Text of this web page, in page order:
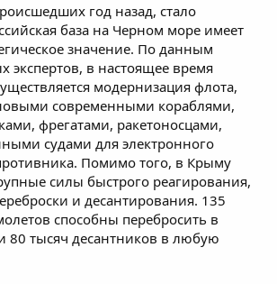
год назад, стало
база на Черном море имеет
значение. По данным
экспертов, в настоящее время
модернизация флота,
современными кораблями,
фрегатами, ракетоносцами,
судами для электронного
Помимо того, в Крыму
силы быстрого реагирования,
и десантирования. 135
способны перебросить в
80 тысяч десантников в любую